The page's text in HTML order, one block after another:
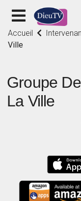
Accueil
Ville
Groupe
La Ville